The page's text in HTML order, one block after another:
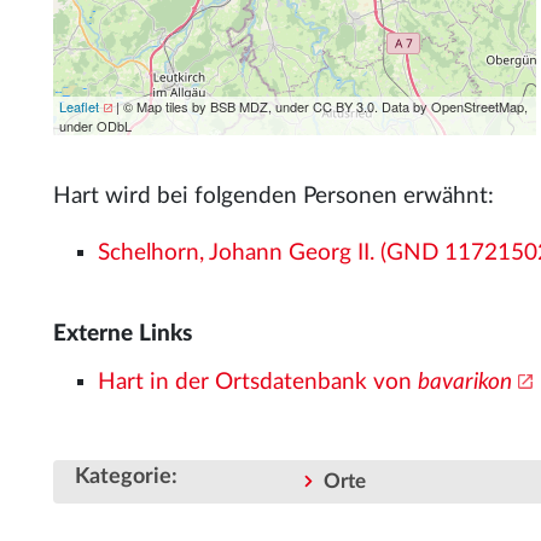
Leaflet
| © Map tiles by BSB MDZ, under CC BY 3.0. Data by OpenStreetMap,
under ODbL
Hart wird bei folgenden Personen erwähnt:
Schelhorn, Johann Georg II. (GND
Externe Links
Hart in der Ortsdatenbank vonbavarikon
Kategorie: Orte